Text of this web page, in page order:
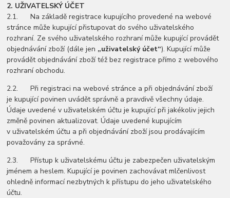
2. UŽIVATELSKÝ ÚČET
2.1. Na základě registrace kupujícího provedené na webové
stránce může kupující přistupovat do svého uživatelského
rozhraní. Ze svého uživatelského rozhraní může kupující provádět
objednávání zboží (dále jen „uživatelský účet“). Kupující může
provádět objednávání zboží též bez registrace přímo z webového
rozhraní obchodu.
2.2. Při registraci na webové stránce a při objednávání zboží
je kupující povinen uvádět správně a pravdivě všechny údaje.
Údaje uvedené v uživatelském účtu je kupující při jakékoliv jejich
změně povinen aktualizovat. Údaje uvedené kupujícím
v uživatelském účtu a při objednávání zboží jsou prodávajícím
považovány za správné.
2.3. Přístup k uživatelskému účtu je zabezpečen uživatelským
jménem a heslem. Kupující je povinen zachovávat mlčenlivost
ohledně informací nezbytných k přístupu do jeho uživatelského
účtu.